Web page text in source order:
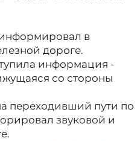
в
дороге.
информация -
со стороны
переходивший пути по
звуковой и